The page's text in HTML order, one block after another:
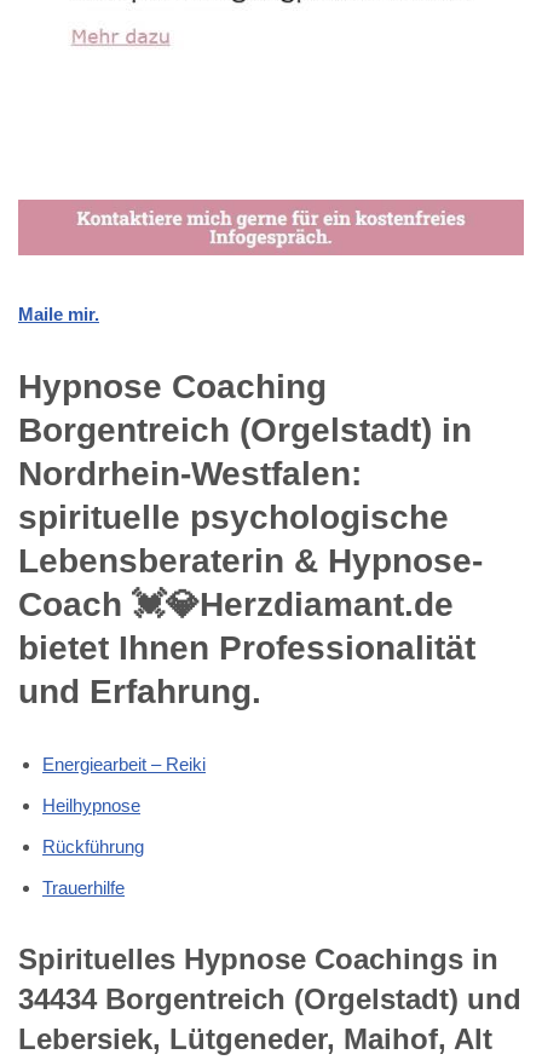
Maile mir.
Hypnose Coaching
Borgentreich (Orgelstadt) in
Nordrhein-Westfalen:
spirituelle psychologische
Lebensberaterin & Hypnose-
Coach 💓️💎Herzdiamant.de
bietet Ihnen Professionalität
und Erfahrung.
Energiearbeit – Reiki
Heilhypnose
Rückführung
Trauerhilfe
Spirituelles Hypnose Coachings in
34434 Borgentreich (Orgelstadt) und
Lebersiek, Lütgeneder, Maihof, Alt